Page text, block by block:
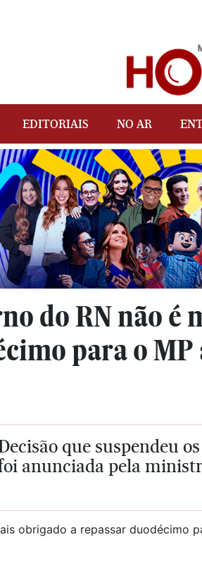
EDITORIAIS NO AR
do RN não é
para o MP
que suspendeu
anunciada pela